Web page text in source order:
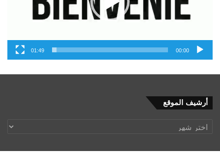
00:00
01:49
أرشيف الموقع
أرشيف
الموقع